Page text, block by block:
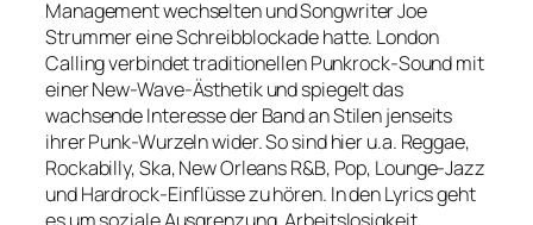
Management wechselten und Songwriter Joe
Strummer eine Schreibblockade hatte. London
Calling verbindet traditionellen Punkrock-Sound mit
einer New-Wave-Ästhetik und spiegelt das
wachsende Interesse der Band an Stilen jenseits
ihrer Punk-Wurzeln wider. So sind hier u.a. Reggae,
Rockabilly, Ska, New Orleans R&B, Pop, Lounge-Jazz
und Hardrock-Einflüsse zu hören. In den Lyrics geht